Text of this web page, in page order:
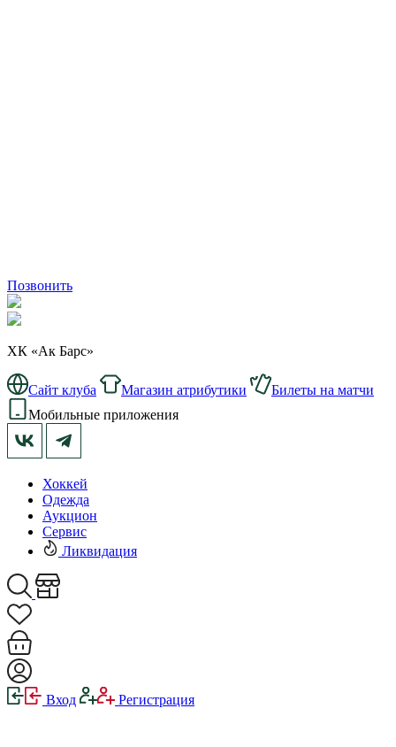
Позвонить
ХК «Ак Барс»
Сайт клуба Магазин атрибутики
Билеты на матчи
Мобильные приложения
Хоккей
Одежда
Аукцион
Сервис
Ликвидация
Вход Регистрация